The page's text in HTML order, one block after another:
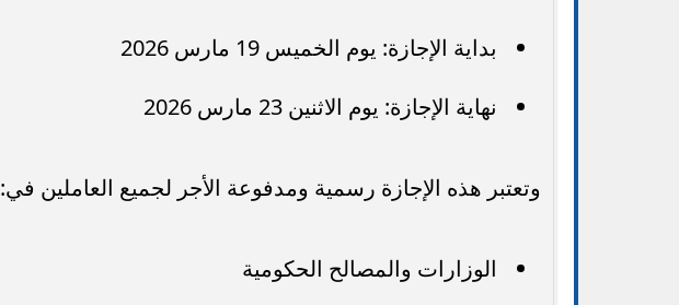
بداية الإجازة: يوم الخميس 19 مارس 2026
نهاية الإجازة: يوم الاثنين 23 مارس 2026
وتعتبر هذه الإجازة رسمية ومدفوعة الأجر لجميع العاملين في:
الوزارات والمصالح الحكومية